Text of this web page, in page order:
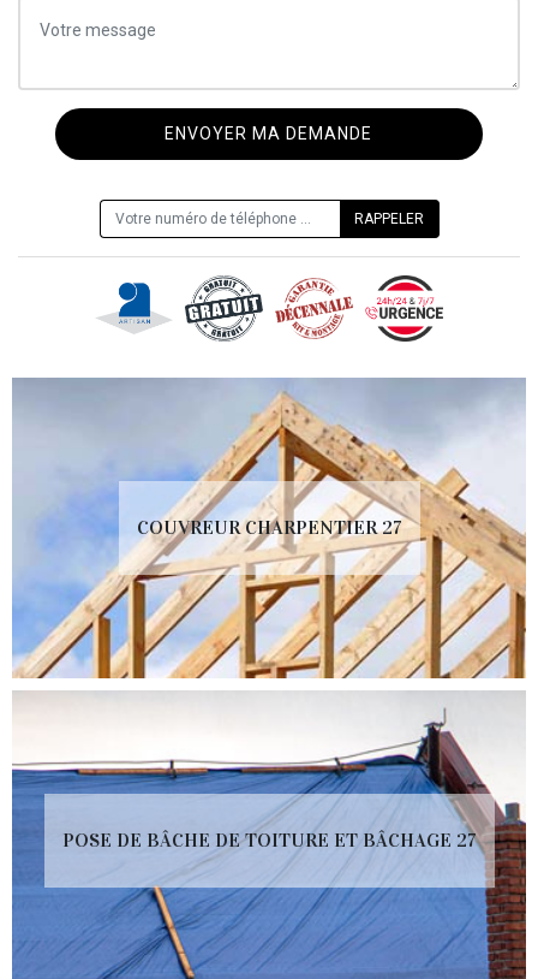
COUVREUR CHARPENTIER 27
POSE DE BÂCHE DE TOITURE ET BÂCHAGE 27